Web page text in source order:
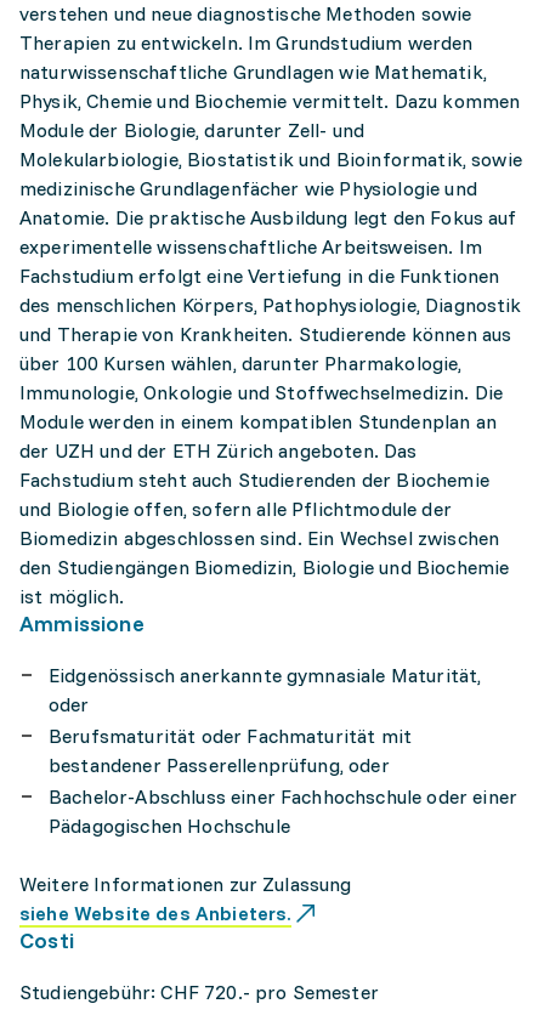
verstehen und neue diagnostische Methoden sowie
Therapien zu entwickeln. Im Grundstudium werden
naturwissenschaftliche Grundlagen wie Mathematik,
Physik, Chemie und Biochemie vermittelt. Dazu kommen
Module der Biologie, darunter Zell- und
Molekularbiologie, Biostatistik und Bioinformatik, sowie
medizinische Grundlagenfächer wie Physiologie und
Anatomie. Die praktische Ausbildung legt den Fokus auf
experimentelle wissenschaftliche Arbeitsweisen. Im
Fachstudium erfolgt eine Vertiefung in die Funktionen
des menschlichen Körpers, Pathophysiologie, Diagnostik
und Therapie von Krankheiten. Studierende können aus
über 100 Kursen wählen, darunter Pharmakologie,
Immunologie, Onkologie und Stoffwechselmedizin. Die
Module werden in einem kompatiblen Stundenplan an
der UZH und der ETH Zürich angeboten. Das
Fachstudium steht auch Studierenden der Biochemie
und Biologie offen, sofern alle Pflichtmodule der
Biomedizin abgeschlossen sind. Ein Wechsel zwischen
den Studiengängen Biomedizin, Biologie und Biochemie
ist möglich.
Ammissione
Eidgenössisch anerkannte gymnasiale Maturität,
oder
Berufsmaturität oder Fachmaturität mit
bestandener Passerellenprüfung, oder
Bachelor-Abschluss einer Fachhochschule oder einer
Pädagogischen Hochschule
Weitere Informationen zur Zulassung
siehe Website des Anbieters.
Costi
Studiengebühr: CHF 720.- pro Semester